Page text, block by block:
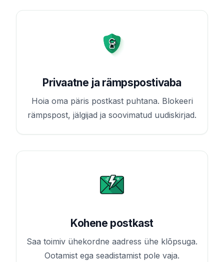
Privaatne ja rämpspostivaba
Hoia oma päris postkast puhtana. Blokeeri
rämpspost, jälgijad ja soovimatud uudiskirjad.
Kohene postkast
Saa toimiv ühekordne aadress ühe klõpsuga.
Ootamist ega seadistamist pole vaja.